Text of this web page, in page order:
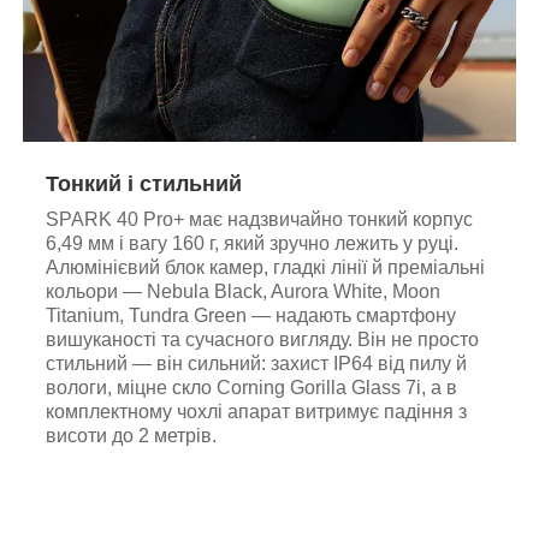
Тонкий і стильний
SPARK 40 Pro+ має надзвичайно тонкий корпус
6,49 мм і вагу 160 г, який зручно лежить у руці.
Алюмінієвий блок камер, гладкі лінії й преміальні
кольори — Nebula Black, Aurora White, Moon
Titanium, Tundra Green — надають смартфону
вишуканості та сучасного вигляду. Він не просто
стильний — він сильний: захист IP64 від пилу й
вологи, міцне скло Corning Gorilla Glass 7i, а в
комплектному чохлі апарат витримує падіння з
висоти до 2 метрів.